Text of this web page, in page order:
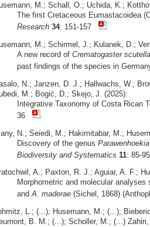
M.; Schall, O.; Uchida, K.;
The first Cretaceous Eumastacoidea
Research 34: 151-157
M.; Schirmel, J.; Kulanek, D.;
A new record of Crematogaster
past findings of the species in
N.; Janzen, D. J.; Hallwachs, W.;
M.; Bogić, D.; Skejo, J. (2025):
Integrative Taxonomy of Costa Rican
36
N.; Seiedi, M.; Hakimitabar, M.;
Discovery of the genus Parawenhoekia
Biodiversity and Systematics 11: 85-
A.; Paxton, R. J.; Aguiar, A. F.;
Morphometric and molecular
andA. maderae(Sichel, 1868)
L.; (...); Husemann, M.; (...);
B. M.; (...); Scholler, M.; (...)